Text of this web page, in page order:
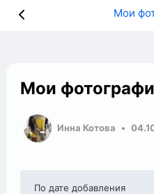
Мои
Мои
Инна Котова
По дате добавления